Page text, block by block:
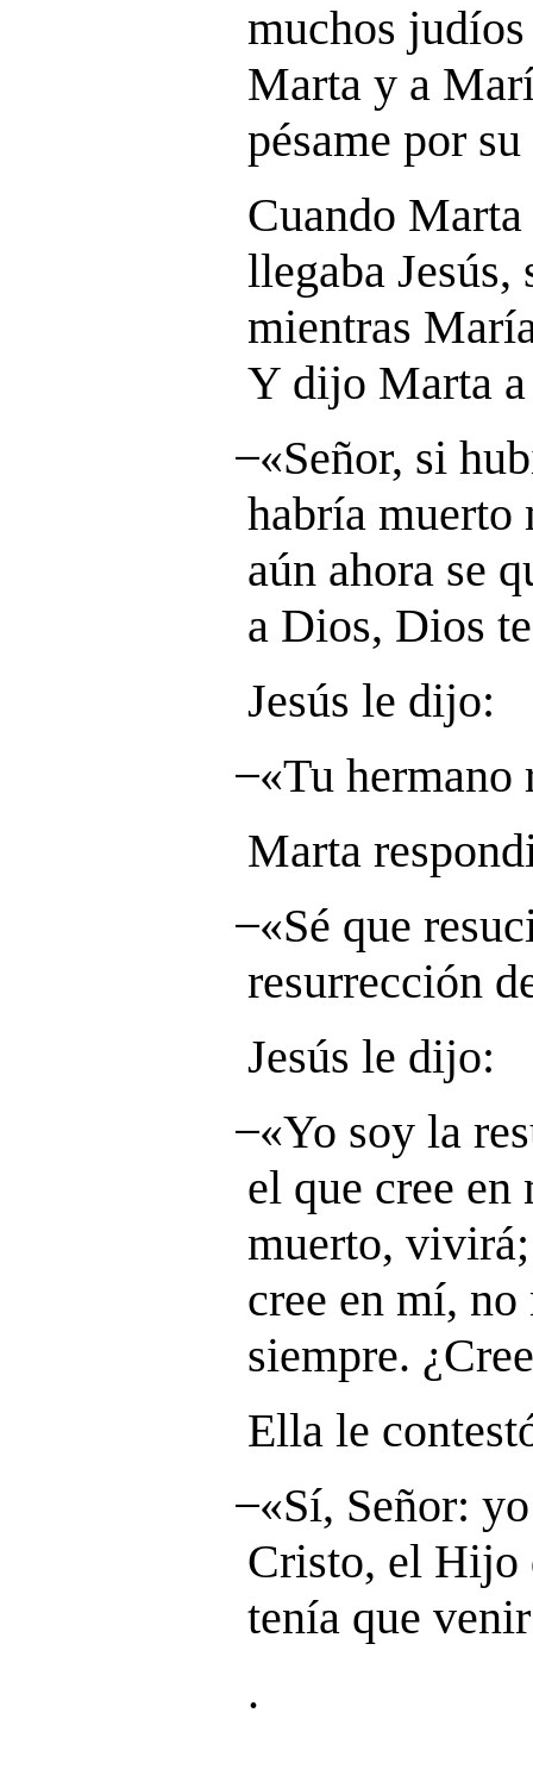
muchos
Marta y a
pésame por
Cuando Marta
llegaba Jesús,
mientras
Y dijo Marta a
«Señor, si
habría muerto
aún ahora se
a Dios, Dios
Jesús le dijo:
«Tu hermano
Marta
«Sé que
resurrección
Jesús le dijo:
«Yo soy la
el que cree en
muerto,
cree en mí,
siempre.
Ella le
«Sí, Señor:
Cristo, el Hijo
tenía que
.